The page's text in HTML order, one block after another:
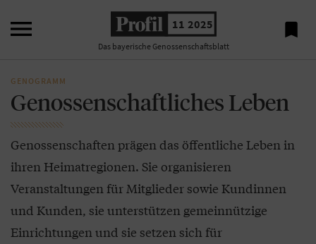
 11 2025
Das bayerische Genossenschaftsblatt

GENOGRAMM
Genossenschaftliches Leben
Genossenschaften prägen das öffentliche Leben in
ihren Heimatregionen. Sie organisieren
Veranstaltungen für Mitglieder sowie Kundinnen
und Kunden, sie unterstützen gemeinnützige
Einrichtungen und sie setzen sich für